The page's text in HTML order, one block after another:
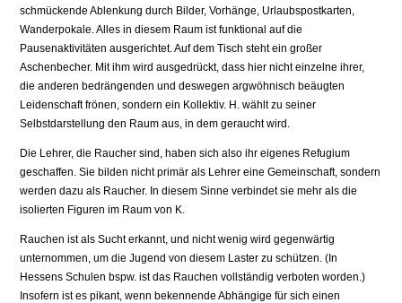
schmückende Ablenkung durch Bilder, Vorhänge, Urlaubspostkarten,
Wanderpokale. Alles in diesem Raum ist funktional auf die
Pausenaktivitäten ausgerichtet. Auf dem Tisch steht ein großer
Aschenbecher. Mit ihm wird ausgedrückt, dass hier nicht einzelne ihrer,
die anderen bedrängenden und deswegen argwöhnisch beäugten
Leidenschaft frönen, sondern ein Kollektiv. H. wählt zu seiner
Selbstdarstellung den Raum aus, in dem geraucht wird.
Die Lehrer, die Raucher sind, haben sich also ihr eigenes Refugium
geschaffen. Sie bilden nicht primär als Lehrer eine Gemeinschaft, sondern
werden dazu als Raucher. In diesem Sinne verbindet sie mehr als die
isolierten Figuren im Raum von K.
Rauchen ist als Sucht erkannt, und nicht wenig wird gegenwärtig
unternommen, um die Jugend von diesem Laster zu schützen. (In
Hessens Schulen bspw. ist das Rauchen vollständig verboten worden.)
Insofern ist es pikant, wenn bekennende Abhängige für sich einen